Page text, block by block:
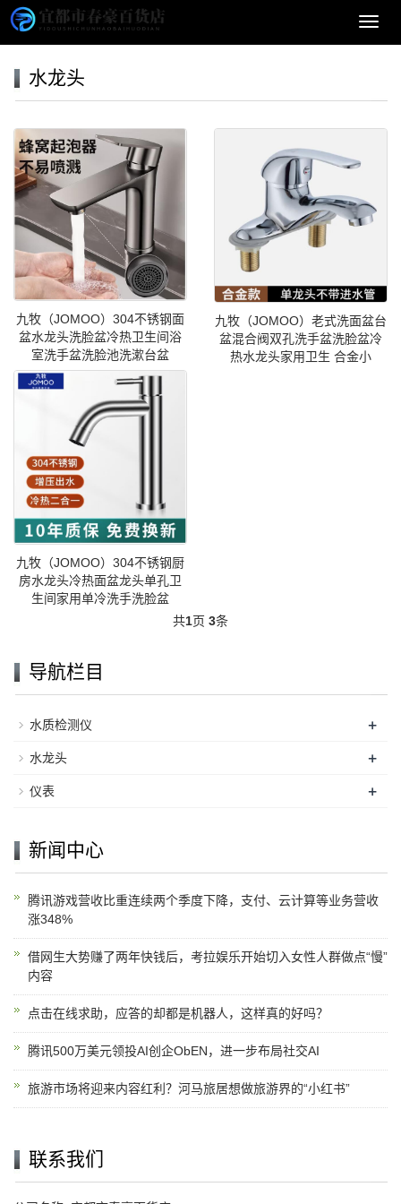
导
水龙头
九牧（JOMOO）304不锈钢面
盆水龙头洗脸盆冷热卫生间浴
室洗手盆洗脸池洗漱台盆
九牧（JOMOO）老式洗面盆台
盆混合阀双孔洗手盆洗脸盆冷
热水龙头家用卫生 合金小
九牧（JOMOO）304不锈钢厨
房水龙头冷热面盆龙头单孔卫
生间家用单冷洗手洗脸盆
共1页 3条
导航栏目
水质检测仪 +
水龙头 +
仪表 +
新闻中心
腾讯游戏营收比重连续两个季度下降，支付、云计算等业务营收
涨348%
借网生大势赚了两年快钱后，考拉娱乐开始切入女性人群做点“慢”
内容
点击在线求助，应答的却都是机器人，这样真的好吗？
腾讯500万美元领投AI创企ObEN，进一步布局社交AI
旅游市场将迎来内容红利？河马旅居想做旅游界的“小红书”
联系我们